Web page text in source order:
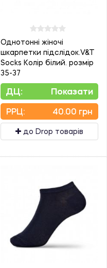
Однотонні жіночі
шкарпетки підслідок.V&T
Socks Колір білий. розмір
35-37
ДЦ: Показати
PPЦ: 40.00 грн
до Drop товарів